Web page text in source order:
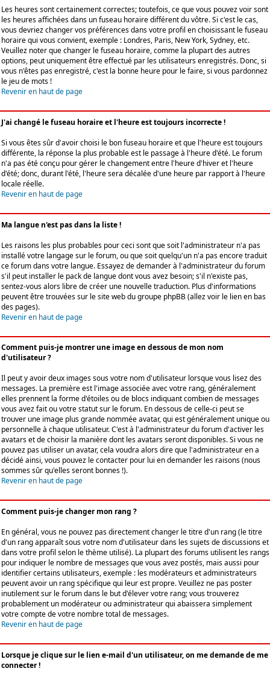
Les heures sont certainement correctes; toutefois, ce que vous pouvez voir sont
les heures affichées dans un fuseau horaire différent du vôtre. Si c'est le cas,
vous devriez changer vos préférences dans votre profil en choisissant le fuseau
horaire qui vous convient, exemple : Londres, Paris, New York, Sydney, etc.
Veuillez noter que changer le fuseau horaire, comme la plupart des autres
options, peut uniquement être effectué par les utilisateurs enregistrés. Donc, si
vous n'êtes pas enregistré, c'est la bonne heure pour le faire, si vous pardonnez
le jeu de mots !
Revenir en haut de page
J'ai changé le fuseau horaire et l'heure est toujours incorrecte !
Si vous êtes sûr d'avoir choisi le bon fuseau horaire et que l'heure est toujours
différente, la réponse la plus probable est le passage à l'heure d'été. Le forum
n'a pas été conçu pour gérer le changement entre l'heure d'hiver et l'heure
d'été; donc, durant l'été, l'heure sera décalée d'une heure par rapport à l'heure
locale réelle.
Revenir en haut de page
Ma langue n'est pas dans la liste !
Les raisons les plus probables pour ceci sont que soit l'administrateur n'a pas
installé votre langage sur le forum, ou que soit quelqu'un n'a pas encore traduit
ce forum dans votre langue. Essayez de demander à l'administrateur du forum
s'il peut installer le pack de langue dont vous avez besoin; s'il n'existe pas,
sentez-vous alors libre de créer une nouvelle traduction. Plus d'informations
peuvent être trouvées sur le site web du groupe phpBB (allez voir le lien en bas
des pages).
Revenir en haut de page
Comment puis-je montrer une image en dessous de mon nom
d'utilisateur ?
Il peut y avoir deux images sous votre nom d'utilisateur lorsque vous lisez des
messages. La première est l'image associée avec votre rang, généralement
elles prennent la forme d'étoiles ou de blocs indiquant combien de messages
vous avez fait ou votre statut sur le forum. En dessous de celle-ci peut se
trouver une image plus grande nommée avatar, qui est généralement unique ou
personnelle à chaque utilisateur. C'est à l'administrateur du forum d'activer les
avatars et de choisir la manière dont les avatars seront disponibles. Si vous ne
pouvez pas utiliser un avatar, cela voudra alors dire que l'administrateur en a
décidé ainsi, vous pouvez le contacter pour lui en demander les raisons (nous
sommes sûr qu'elles seront bonnes !).
Revenir en haut de page
Comment puis-je changer mon rang ?
En général, vous ne pouvez pas directement changer le titre d'un rang (le titre
d'un rang apparaît sous votre nom d'utilisateur dans les sujets de discussions et
dans votre profil selon le thème utilisé). La plupart des forums utilisent les rangs
pour indiquer le nombre de messages que vous avez postés, mais aussi pour
identifier certains utilisateurs, exemple : les modérateurs et administrateurs
peuvent avoir un rang spécifique qui leur est propre. Veuillez ne pas poster
inutilement sur le forum dans le but d'élever votre rang; vous trouverez
probablement un modérateur ou administrateur qui abaissera simplement
votre compte de votre nombre total de messages.
Revenir en haut de page
Lorsque je clique sur le lien e-mail d'un utilisateur, on me demande de me
connecter !